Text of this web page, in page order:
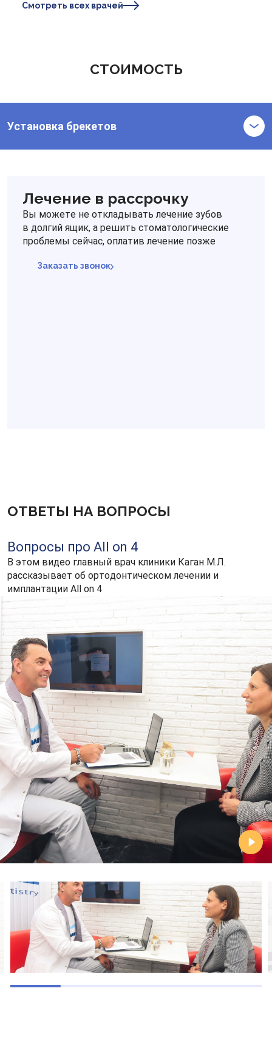
Смотреть всех врачей
СТОИМОСТЬ
Установка брекетов
Лечение в рассрочку
Вы можете не откладывать лечение зубов
в долгий ящик, а решить стоматологические
проблемы сейчас, оплатив лечение позже
Заказать звонок
ОТВЕТЫ НА ВОПРОСЫ
Вопросы про All on 4
В этом видео главный врач клиники Каган М.Л.
рассказывает об ортодонтическом лечении и
имплантации All on 4